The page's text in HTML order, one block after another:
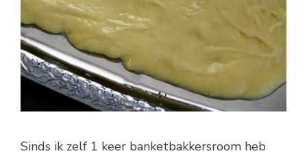
Sinds ik zelf 1 keer banketbakkersroom heb